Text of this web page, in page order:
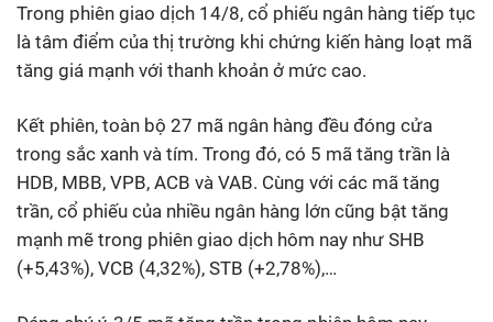
Trong phiên giao dịch 14/8, cổ phiếu ngân hàng tiếp tục
là tâm điểm của thị trường khi chứng kiến hàng loạt mã
tăng giá mạnh với thanh khoản ở mức cao.
Kết phiên, toàn bộ 27 mã ngân hàng đều đóng cửa
trong sắc xanh và tím. Trong đó, có 5 mã tăng trần là
HDB, MBB, VPB, ACB và VAB. Cùng với các mã tăng
trần, cổ phiếu của nhiều ngân hàng lớn cũng bật tăng
mạnh mẽ trong phiên giao dịch hôm nay như SHB
(+5,43%), VCB (4,32%), STB (+2,78%),…